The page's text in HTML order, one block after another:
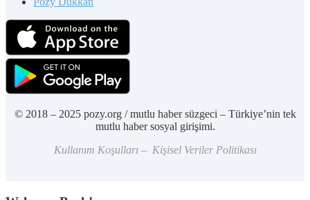
© 2018 – 2025 pozy.org / mutlu haber süzgeci – Türkiye’nin tek
mutlu haber sosyal girişimi.
Kullanım Koşulları – Kişisel Veriler Politikası